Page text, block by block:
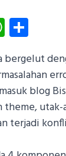
Share
bergelut
blog
theme,
terjadi